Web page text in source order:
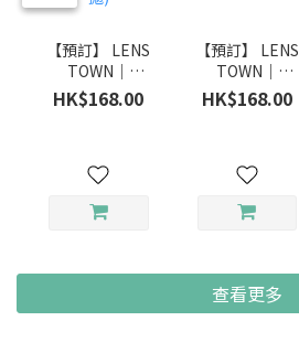
【預訂】 LENS
TOWN｜
Romantea
Smoky Pink
HK$168.00
【預訂】 LENS
TOWN｜
Romantea
Betty Ash
HK$168.00
查看更多